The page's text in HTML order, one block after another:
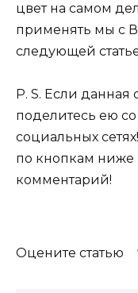
цвет на самом
применять мы с
следующей
P. S. Если данная
поделитесь ею
социальных
по кнопкам ниже
комментарий!
Оцените статью